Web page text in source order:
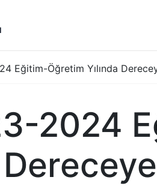
Eğitim-Öğretim Yılında
2024